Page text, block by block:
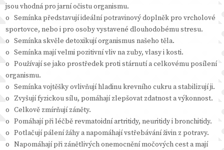
jsou vhodná pro jarní očistu organismu.
o Semínka představují ideální potravinový doplněk pro vrcholové
sportovce, nebo i pro osoby vystavené dlouhodobému stresu.
o Semínka skvěle detoxikují organismus našeho těla.
o Semínka mají velmi pozitivní vliv na zuby, vlasy i kosti.
o Používají se jako prostředek proti stárnutí a celkovému posílení
organismu.
o Semínka vojtěšky ovlivňují hladinu krevního cukru a stabilizují ji.
o Zvyšují fyzickou sílu, pomáhají zlepšovat zdatnost a výkonnost.
o Celkově zmírňují záněty.
o Pomáhají při léčbě revmatoidní artritidy, neuritidy i bronchitidy.
o Potlačují pálení žáhy a napomáhají vstřebávání živin z potravy.
o Napomáhají při zánětlivých onemocnění močových cest a mají